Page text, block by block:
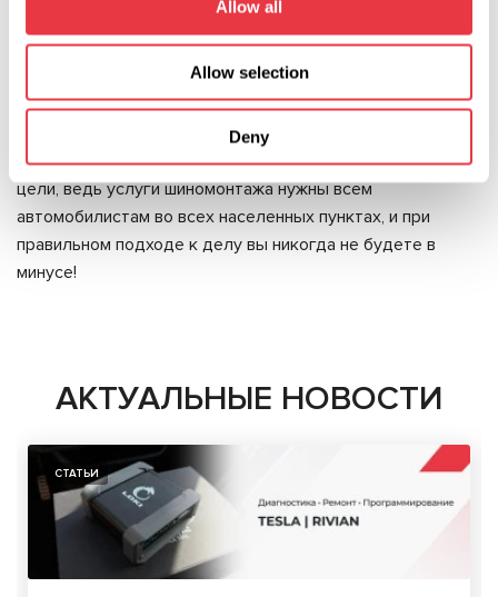
Allow all
Allow selection
Deny
прибыли, а также оплачивать коммунальные услуги.
Подвести итоги по капиталовложениям вы сможете
самостоятельно, ведь они зависят от многих факторов, в
том числе, и от региона России, ведь ценовая политика в
Москве и Иркутске существенно разнится. Главное –
имейте позитивный настрой и не отступайте от своей
цели, ведь услуги шиномонтажа нужны всем
автомобилистам во всех населенных пунктах, и при
правильном подходе к делу вы никогда не будете в
минусе!
АКТУАЛЬНЫЕ НОВОСТИ
СТАТЬИ